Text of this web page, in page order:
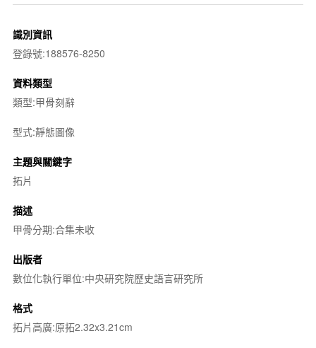
識別資訊
登錄號:188576-8250
資料類型
類型:甲骨刻辭
型式:靜態圖像
主題與關鍵字
拓片
描述
甲骨分期:合集未收
出版者
數位化執行單位:中央研究院歷史語言研究所
格式
拓片高廣:原拓2.32x3.21cm